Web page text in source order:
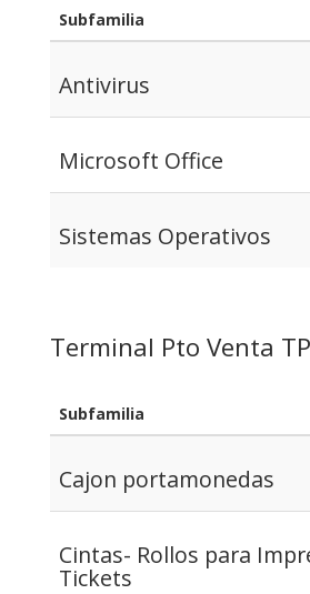
Subfamilia
Antivirus
Microsoft Office
Sistemas Operativos
Terminal Pto Venta
Subfamilia
Cajon portamonedas
Cintas- Rollos para
Tickets